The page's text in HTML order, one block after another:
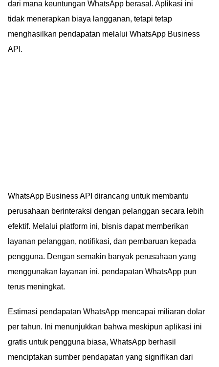
dari mana keuntungan WhatsApp berasal. Aplikasi ini
tidak menerapkan biaya langganan, tetapi tetap
menghasilkan pendapatan melalui WhatsApp Business
API.
WhatsApp Business API dirancang untuk membantu
perusahaan berinteraksi dengan pelanggan secara lebih
efektif. Melalui platform ini, bisnis dapat memberikan
layanan pelanggan, notifikasi, dan pembaruan kepada
pengguna. Dengan semakin banyak perusahaan yang
menggunakan layanan ini, pendapatan WhatsApp pun
terus meningkat.
Estimasi pendapatan WhatsApp mencapai miliaran dolar
per tahun. Ini menunjukkan bahwa meskipun aplikasi ini
gratis untuk pengguna biasa, WhatsApp berhasil
menciptakan sumber pendapatan yang signifikan dari